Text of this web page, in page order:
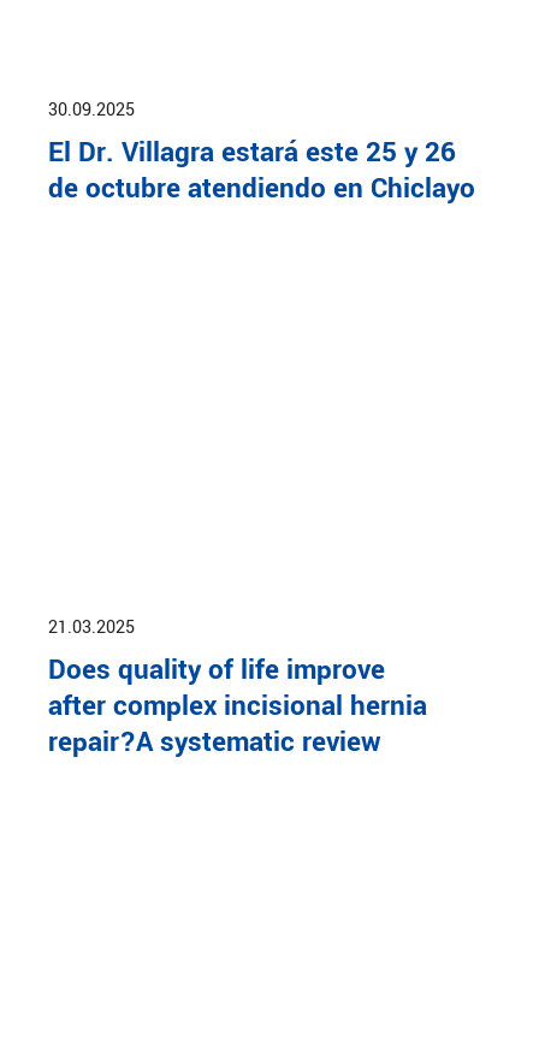
30.09.2025
El Dr. Villagra estará este 25 y 26
de octubre atendiendo en Chiclayo
21.03.2025
Does quality of life improve
after complex incisional hernia
repair?A systematic review